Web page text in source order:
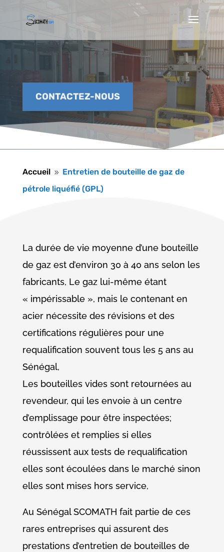
CONTACTEZ-NOUS
Accueil 9 Entretien de bouteille de gaz de
pétrole liquéfié (GPL)
La durée de vie moyenne d’une bouteille
de gaz est d’environ 30 à 40 ans selon les
fabricants, Le gaz lui-même étant
« impérissable », mais le contenant en
acier nécessite des révisions et des
certifications régulières pour une
requalification souvent tous les 5 ans au
Sénégal,
Les bouteilles vides sont retournées au
revendeur, qui les envoie à un centre
d’emplissage pour être inspectées;
contrôlées et remplies si elles
réussissent aux tests de requalification
elles sont écoulées dans le marché sinon
elles sont mises hors service,
Au Sénégal SCOMATH fait partie de ces
rares entreprises qui assurent des
prestations d’entretien de bouteilles de